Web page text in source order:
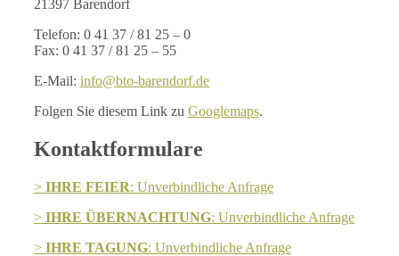
21397 Barendorf
Telefon: 0 41 37 / 81 25 – 0
Fax: 0 41 37 / 81 25 – 55
E-Mail: info@bto-barendorf.de
Folgen Sie diesem Link zu Googlemaps.
Kontaktformulare
> IHRE FEIER: Unverbindliche Anfrage
> IHRE ÜBERNACHTUNG: Unverbindliche Anfrage
> IHRE TAGUNG: Unverbindliche Anfrage